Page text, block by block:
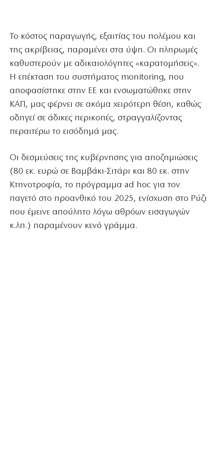
Το κόστος παραγωγής, εξαιτίας του πολέμου και
της ακρίβειας, παραμένει στα ύψη. Οι πληρωμές
καθυστερούν με αδικαιολόγητες «καρατομήσεις».
Η επέκταση του συστήματος monitoring, που
αποφασίστηκε στην ΕΕ και ενσωματώθηκε στην
ΚΑΠ, μας φέρνει σε ακόμα χειρότερη θέση, καθώς
οδηγεί σε άδικες περικοπές, στραγγαλίζοντας
περαιτέρω το εισόδημά μας.
Οι δεσμεύσεις της κυβέρνησης για αποζημιώσεις
(80 εκ. ευρώ σε Βαμβάκι-Σιτάρι και 80 εκ. στην
Κτηνοτροφία, το πρόγραμμα ad hoc για τον
παγετό στο προανθικό του 2025, ενίσχυση στο Ρύζι
που έμεινε απούλητο λόγω αθρόων εισαγωγών
κ.λπ.) παραμένουν κενό γράμμα.